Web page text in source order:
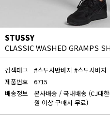
STUSSY
CLASSIC WASHED GRAMPS
검색태그 #스투시반바지 #스투시바지
제품번호
6715
배송정보
본사배송 / 국내배송 (CJ대
원 이상 구매시 무료)